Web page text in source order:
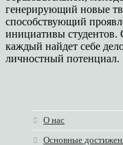
генерирующий новые
способствующий
инициативы студентов.
каждый найдет себе
личностный потенциал.
О нас
Основные